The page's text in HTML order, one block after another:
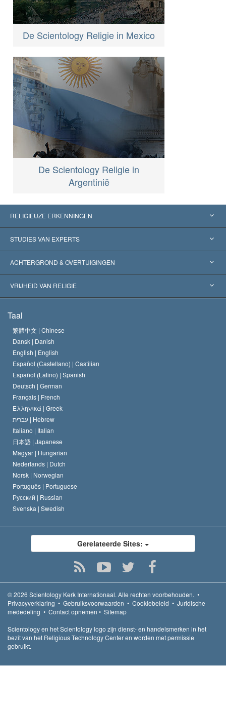
De Scientology Religie in Mexico
De Scientology Religie in
Argentinië
RELIGIEUZE ERKENNINGEN
Verenigde Staten
Wereldwijde Erkenningen
Historische Beslissingen
STUDIES VAN EXPERTS
Expertises per Categorie
’s Werelds Meest Vooraanstaande Experts
ACHTERGROND & OVERTUIGINGEN
L. Ron Hubbard
Het Credo van de Scientology Kerk
De Code van een Scientoloog
David Miscavige
VRIJHEID VAN RELIGIE
Internationale Mensenrechten Standaards
Verklaring over Religie
Taal
繁體中文 | Chinese
Dansk | Danish
English | English
Español (Castellano) | Castilian
Español (Latino) | Spanish
Deutsch | German
Français | French
Ελληνικά | Greek
עברית | Hebrew
Italiano | Italian
日本語 | Japanese
Magyar | Hungarian
Nederlands | Dutch
Norsk | Norwegian
Português | Portuguese
Русский | Russian
Svenska | Swedish
Gerelateerde Sites:
© 2026 Scientology Kerk Internationaal. Alle rechten voorbehouden. •
Privacyverklaring • Gebruiksvoorwaarden • Cookiebeleid • Juridische
mededeling • Contact opnemen • Sitemap
Scientology en het Scientology logo zijn dienst- en handelsmerken in het
bezit van het Religious Technology Center en worden met permissie
gebruikt.